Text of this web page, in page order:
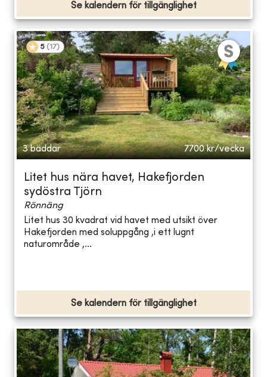
Se kalendern för tillgänglighet
5 (17)
3 bäddar 7700 kr/vecka
Litet hus nära havet, Hakefjorden
sydöstra Tjörn
Rönnäng
Litet hus 30 kvadrat vid havet med utsikt över
Hakefjorden med soluppgång ,i ett lugnt
naturområde ,...
Se kalendern för tillgänglighet